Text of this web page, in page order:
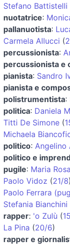
Stefano Battistelli
nuotatrice:
pallanuotista:
Carmela Allucci (
percussionista:
percussionista e
pianista: Sandro
pianista e
polistrumentista:
politica: Daniela
Titti De Simone (
Michaela
politico: Angelino
politico e
pugile: Maria
Paolo Vidoz (21/8)
Paolo Ferrara
Stefania Bianchini
rapper: 'o Zulù (
La Pina (20/6)
rapper e